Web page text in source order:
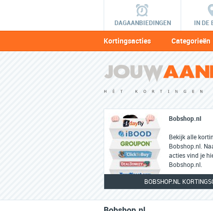
DAGAANBIEDINGEN IN DE
Kortingsacties Categorieën
Bobshop.nl
Bekijk alle
Bobshop.nl.
acties vind je
Bobshop.nl.
BOBSHOP.NL